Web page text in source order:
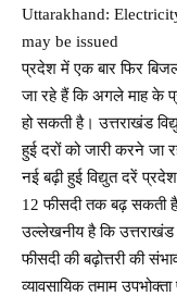
Uttarakhand:
may be issued
प्रदेश में एक बार फिर
जा रहे हैं कि अगले माह के
हो सकती है। उत्तराखंड
हुई दरों को जारी करने
नई बढ़ी हुई विद्युत दरें
12 फीसदी तक बढ़ सकती
उल्लेखनीय है कि
फीसदी की बढ़ोत्तरी की
व्यावसायिक तमाम